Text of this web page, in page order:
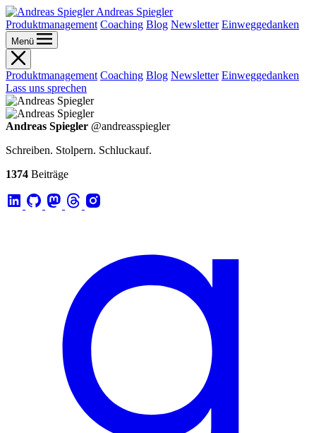
Andreas Spiegler
Produktmanagement Coaching Blog Newsletter Einweggedanken
Menü
Produktmanagement Coaching Blog Newsletter Einweggedanken
Lass uns sprechen
Andreas Spiegler @andreasspiegler
Schreiben. Stolpern. Schluckauf.
1374 Beiträge